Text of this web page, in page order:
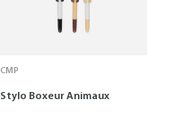
CMP
Stylo Boxeur Animaux